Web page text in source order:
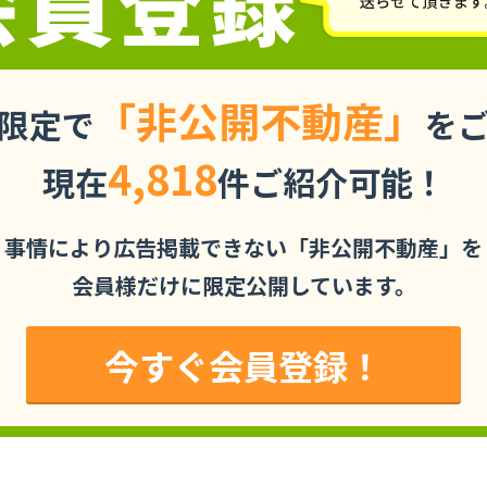
定で 「非公開不動産」 を
現在4,818件ご紹介可能！
事情により広告掲載できない「非公開不動産」を
会員様だけに限定公開しています。
今すぐ会員登録！